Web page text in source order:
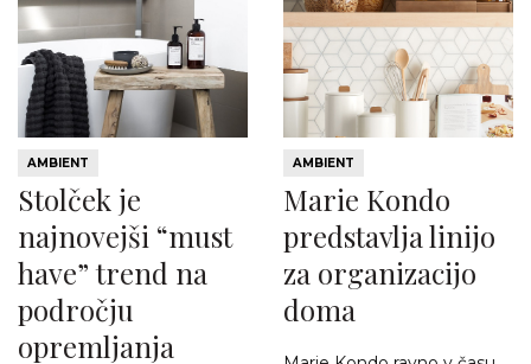
AMBIENT
Stolček je
najnovejši “must
have” trend na
področju
opremljanja
AMBIENT
Marie Kondo
predstavlja linijo
za organizacijo
doma